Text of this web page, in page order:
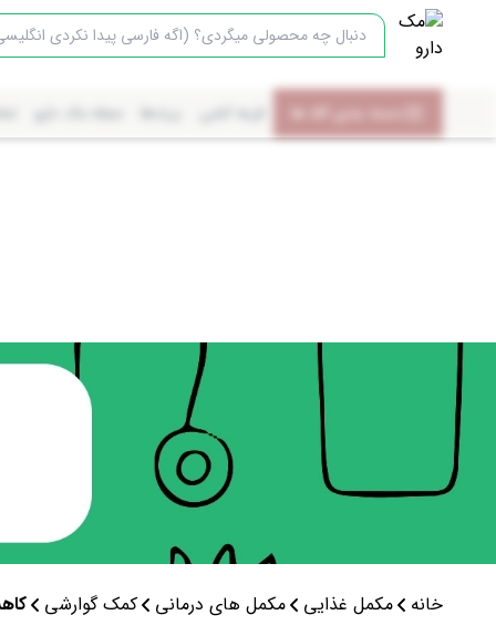
دسته بندی کالا ها برندها مجله مک دارو
خانه مکمل غذایی مکمل های درمانی کمک گوارشی